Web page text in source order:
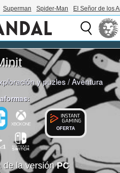
Superman Spider-Man El Señor de los
y puzles/Aventura
OFERTA
de la versiónPC